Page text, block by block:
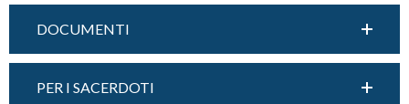
DOCUMENTI
PER I SACERDOTI